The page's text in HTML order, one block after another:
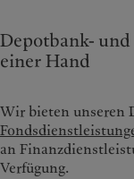
Depotbank-
einer Hand
Wir bieten unseren
an
Verfügung.